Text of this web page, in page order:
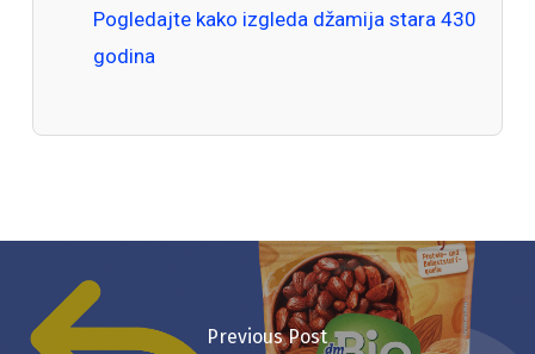
Pogledajte kako izgleda džamija stara 430
godina
Previous Post